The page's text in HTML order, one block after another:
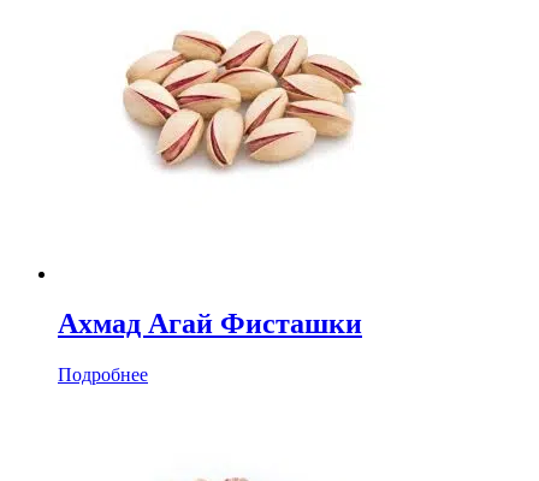
Ахмад Агай Фисташки
Подробнее